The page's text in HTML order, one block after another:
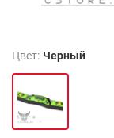
Цвет: Черный